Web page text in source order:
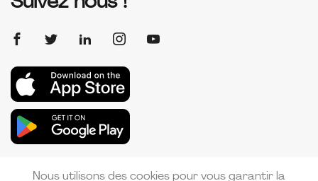
Nous utilisons des cookies pour vous garantir la